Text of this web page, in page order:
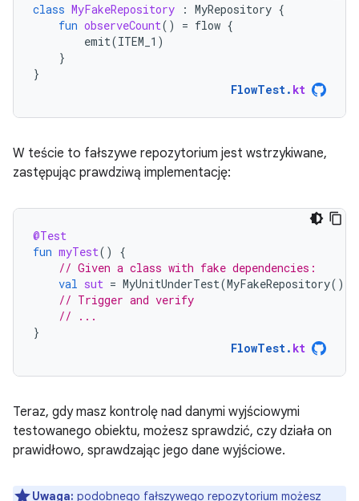
class MyFakeRepository : MyRepository {
fun observeCount() = flow {
emit(ITEM_1 )
}
}
FlowTest. kt
W teście to fałszywe repozytorium jest wstrzykiwane,
zastępując prawdziwą implementację:
@Test
fun myTest()
{
// Given a class with fake dependencies:
val sut = MyUnitUnderTest(MyFakeRepository())
// Trigger and verify
// ...
}
FlowTest. kt
Teraz, gdy masz kontrolę nad danymi wyjściowymi
testowanego obiektu, możesz sprawdzić, czy działa on
prawidłowo, sprawdzając jego dane wyjściowe.
Uwaga: podobnego fałszywego repozytorium możesz